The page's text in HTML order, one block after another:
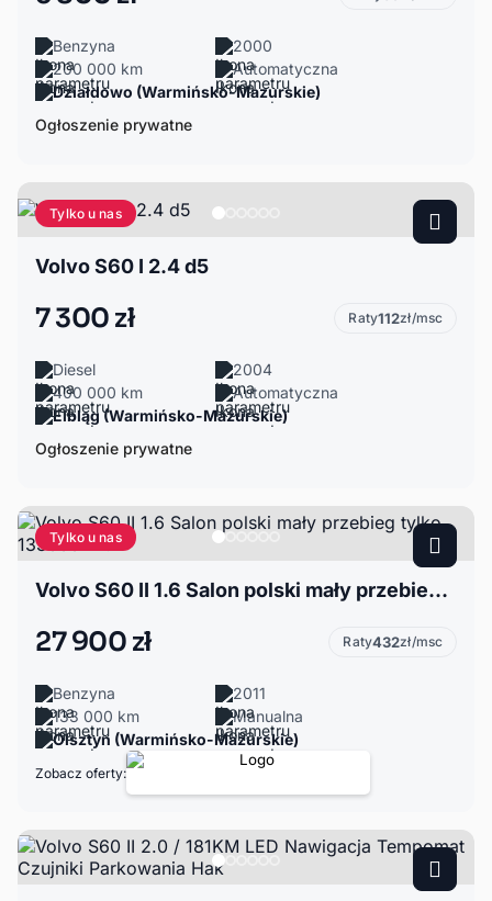
Benzyna
2000
200 000 km
Automatyczna
Działdowo (Warmińsko-Mazurskie)
Ogłoszenie prywatne
Tylko u nas
Volvo S60 I 2.4 d5
7 300 zł Raty112zł/msc
Diesel
2004
400 000 km
Automatyczna
Elbląg (Warmińsko-Mazurskie)
Ogłoszenie prywatne
Tylko u nas
Volvo S60 II 1.6 Salon polski mały przebieg tylko 133000km.
27 900 zł Raty432zł/msc
Benzyna
2011
133 000 km
Manualna
Olsztyn (Warmińsko-Mazurskie)
Zobacz oferty: